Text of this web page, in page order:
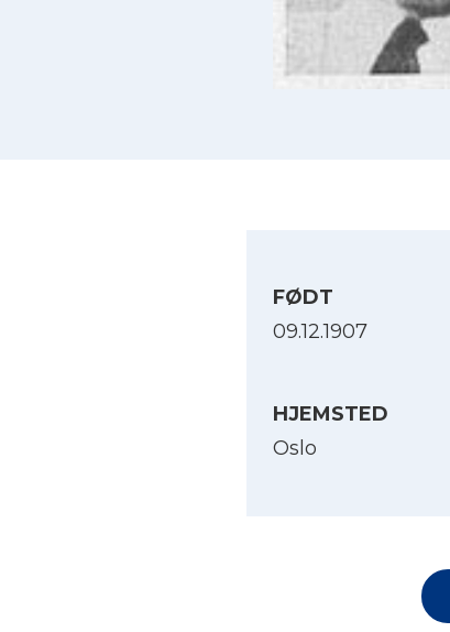
FØDT
09.12.1907
HJEMSTED
Oslo